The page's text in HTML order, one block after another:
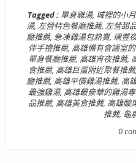
Tagged : 單身雞湯, 城裡的小
湯, 左營特色餐廳推薦, 左營甜
廳推薦, 急凍雞湯包熱賣, 瑞豐
伴手禮推薦, 高雄備有會議室
單身餐廳推薦, 高雄宵夜推薦,
食推薦, 高雄巨蛋附近聚餐推薦,
廳推薦, 高雄平價雞湯推薦, 高
最強雞湯, 高雄最豪華的雞湯
品推薦, 高雄美食推薦, 高雄酸
推薦, 龜
0